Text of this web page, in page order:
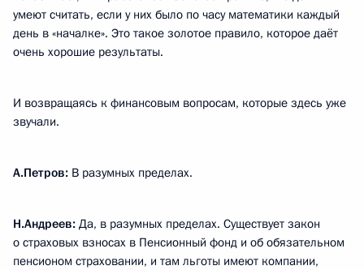
умеют считать, если у них было по часу математики каждый
день в «началке». Это такое золотое правило, которое даёт
очень хорошие результаты.
И возвращаясь к финансовым вопросам, которые здесь уже
звучали.
А.Петров: В разумных пределах.
Н.Андреев: Да, в разумных пределах. Существует закон
о страховых взносах в Пенсионный фонд и об обязательном
пенсионом страховании, и там льготы имеют компании,